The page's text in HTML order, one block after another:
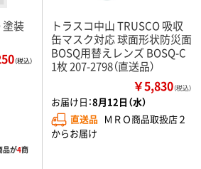
塗装
品が4商
トラスコ中山 TRUSCO 吸収
缶マスク対応 球面形状防災面
BOSQ用替えレンズ BOSQ-C
1枚 207-2798（直送品）
￥5,830（税込）
お届け日：8月12日（水）
直送品 ＭＲＯ商品取扱店２
からお届け